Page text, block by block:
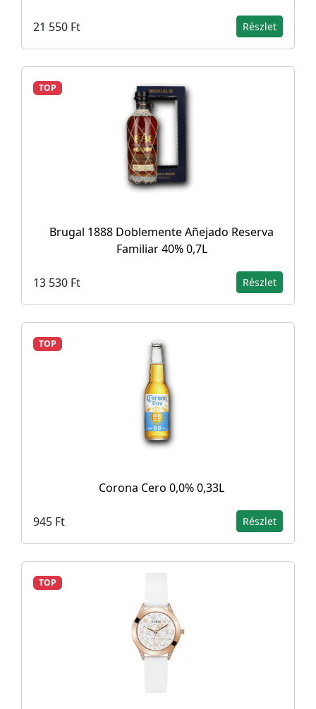
21 550 Ft Részlet
TOP
Brugal 1888 Doblemente Añejado Reserva
Familiar 40% 0,7L
13 530 Ft Részlet
TOP
Corona Cero 0,0% 0,33L
945 Ft Részlet
TOP